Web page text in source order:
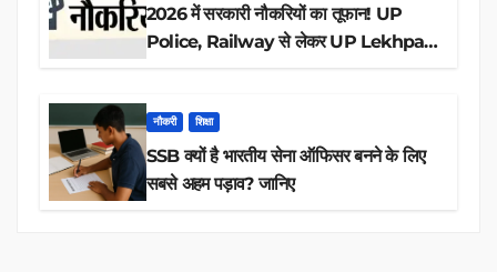
2026 में सरकारी नौकरियों का तूफान! UP
Police, Railway से लेकर UP Lekhpal
नौकरी शिक्षा
SSB क्यों है भारतीय सेना ऑफिसर बनने के लिए
सबसे अहम पड़ाव? जानिए